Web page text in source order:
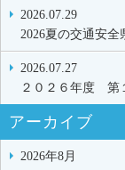
2026.07.29
2026夏の交通安
2026.07.27
２０２６年度 第
アーカイブ
2026年8月